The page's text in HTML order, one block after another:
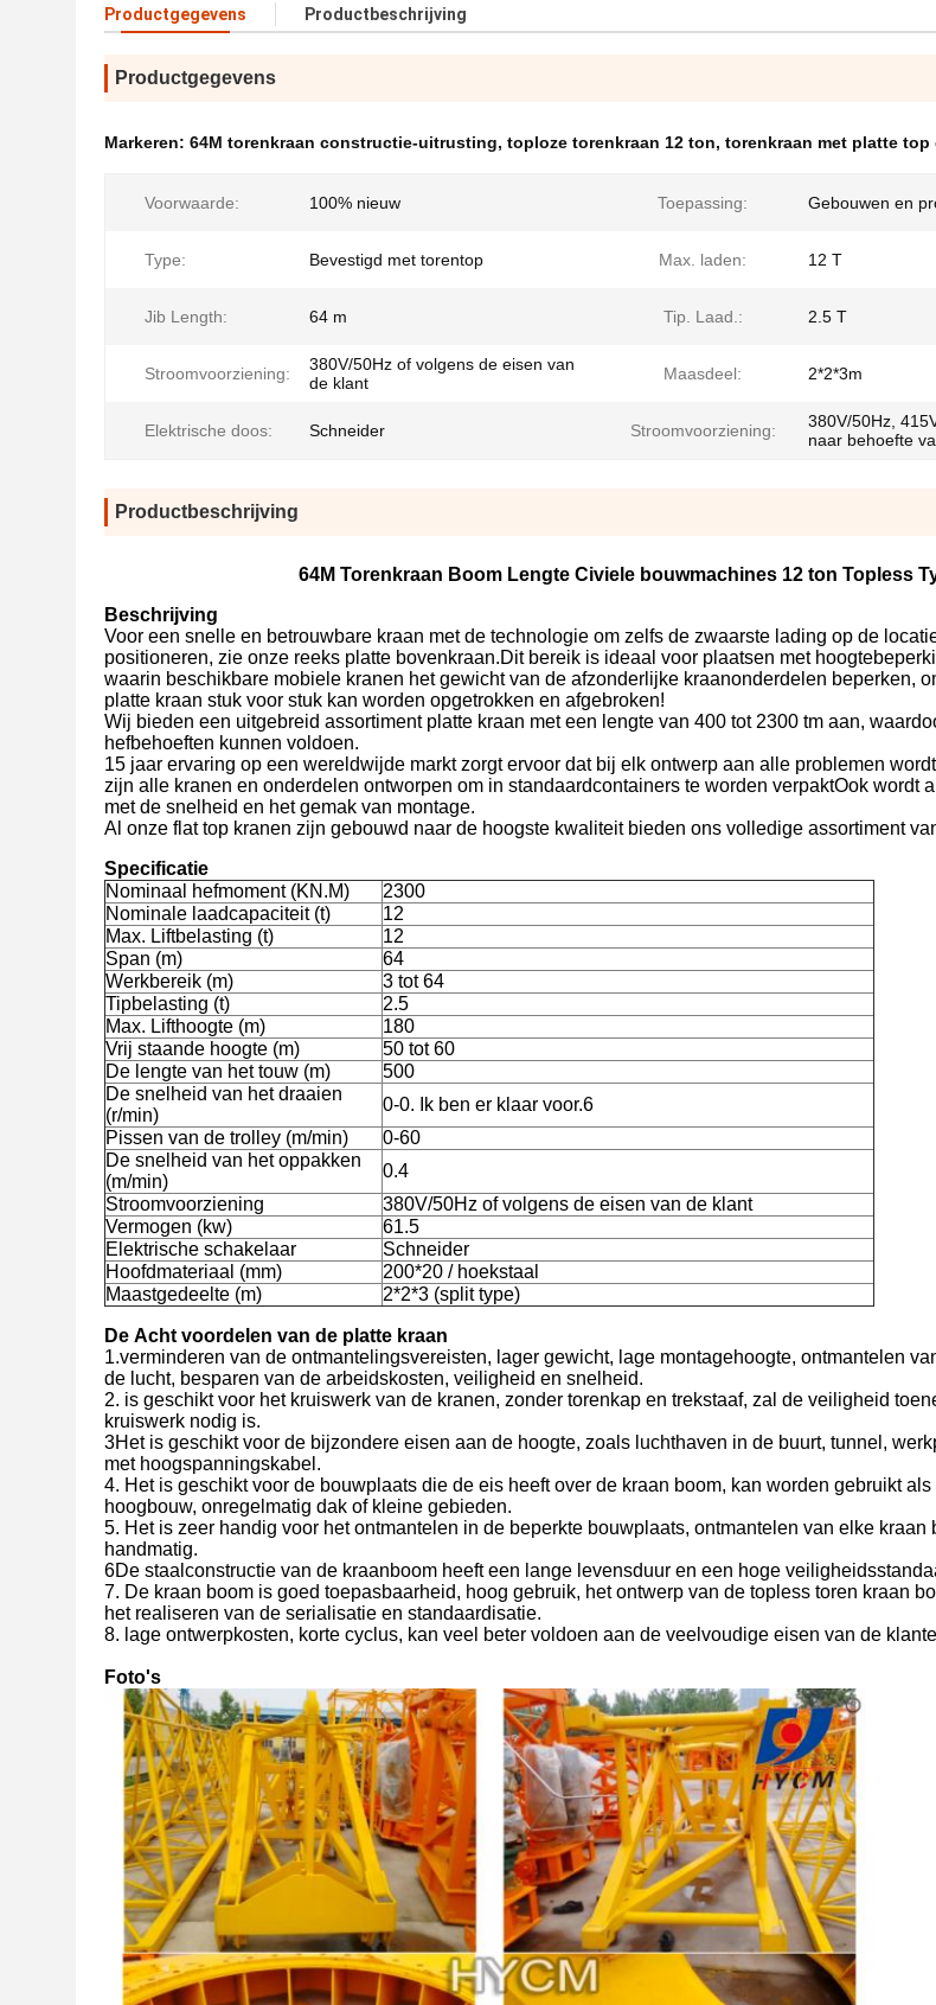
Productgegevens Productbeschrijving
Productgegevens
Markeren: 64M torenkraan constructie-uitrusting, toploze torenkraan 12 ton, torenkraan met platte top
Voorwaarde: 100% nieuw Toepassing: Gebouwen en
Type: Bevestigd met torentop Max. laden: 12 T
Jib Length: 64 m Tip. Laad.: 2.5 T
Stroomvoorziening:
380V/50Hz of volgens de eisen van
de klant
Maasdeel: 2*2*3m
Elektrische doos: Schneider Stroomvoorziening:
380V/50Hz,
naar behoefte
Productbeschrijving
64M Torenkraan Boom Lengte Civiele bouwmachines 12 ton Topless
Beschrijving
Voor een snelle en betrouwbare kraan met de technologie om zelfs de zwaarste lading op de
positioneren, zie onze reeks platte bovenkraan.Dit bereik is ideaal voor plaatsen met
waarin beschikbare mobiele kranen het gewicht van de afzonderlijke kraanonderdelen beperken,
platte kraan stuk voor stuk kan worden opgetrokken en afgebroken!
Wij bieden een uitgebreid assortiment platte kraan met een lengte van 400 tot 2300 tm aan,
hefbehoeften kunnen voldoen.
15 jaar ervaring op een wereldwijde markt zorgt ervoor dat bij elk ontwerp aan alle problemen
zijn alle kranen en onderdelen ontworpen om in standaardcontainers te worden verpaktOok wordt
met de snelheid en het gemak van montage.
Al onze flat top kranen zijn gebouwd naar de hoogste kwaliteit bieden ons volledige assortiment
Specificatie
Nominaal hefmoment (KN.M)
2300
Nominale laadcapaciteit (t)
12
Max. Liftbelasting (t)
12
Span (m)
64
Werkbereik (m)
3 tot 64
Tipbelasting (t)
2.5
Max. Lifthoogte (m)
180
Vrij staande hoogte (m)
50 tot 60
De lengte van het touw (m)
500
De snelheid van het draaien
(r/min)
0-0. Ik ben er klaar voor.6
Pissen van de trolley (m/min)
0-60
De snelheid van het oppakken
(m/min)
0.4
Stroomvoorziening
380V/50Hz of volgens de eisen van de klant
Vermogen (kw)
61.5
Elektrische schakelaar
Schneider
Hoofdmateriaal (mm)
200*20 / hoekstaal
Maastgedeelte (m)
2*2*3 (split type)
De Acht voordelen van de platte kraan
1.verminderen van de ontmantelingsvereisten, lager gewicht, lage montagehoogte, ontmantelen
de lucht, besparen van de arbeidskosten, veiligheid en snelheid.
2. is geschikt voor het kruiswerk van de kranen, zonder torenkap en trekstaaf, zal de veiligheid
kruiswerk nodig is.
3Het is geschikt voor de bijzondere eisen aan de hoogte, zoals luchthaven in de buurt, tunnel,
met hoogspanningskabel.
4. Het is geschikt voor de bouwplaats die de eis heeft over de kraan boom, kan worden gebruikt
hoogbouw, onregelmatig dak of kleine gebieden.
5. Het is zeer handig voor het ontmantelen in de beperkte bouwplaats, ontmantelen van elke kraan
handmatig.
6De staalconstructie van de kraanboom heeft een lange levensduur en een hoge
7. De kraan boom is goed toepasbaarheid, hoog gebruik, het ontwerp van de topless toren kraan
het realiseren van de serialisatie en standaardisatie.
8. lage ontwerpkosten, korte cyclus, kan veel beter voldoen aan de veelvoudige eisen van de
Foto's